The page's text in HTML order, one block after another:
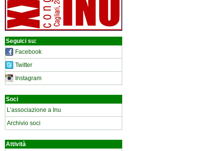
Seguici su:
Facebook
Twitter
Instagram
Soci
L’associazione a Inu
Archivio soci
Attività